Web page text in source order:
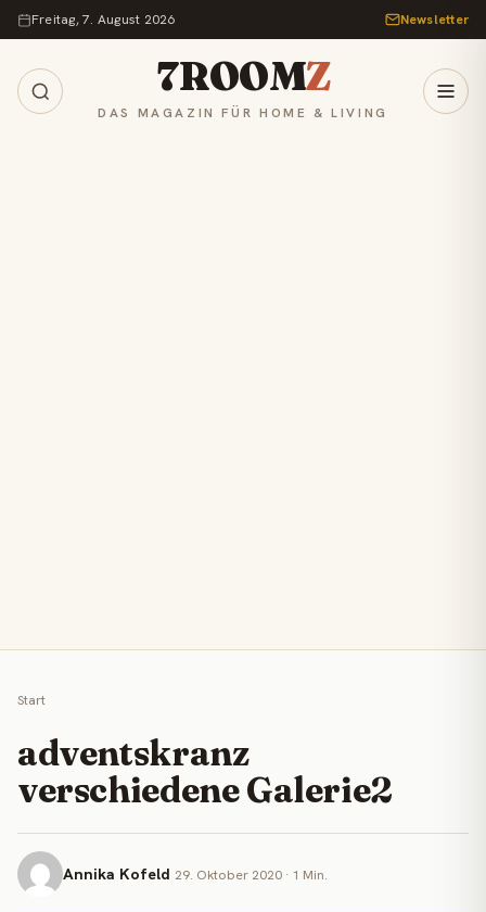
Zum Inhalt springen
Freitag, 7. August 2026 Newsletter
7ROOMZ
DAS MAGAZIN FÜR HOME & LIVING
Start
adventskranz
verschiedene Galerie2
Annika Kofeld 29. Oktober 2020 · 1 Min.